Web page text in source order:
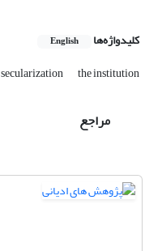
کلیدواژه‌ها English
secularization the institution
مراجع